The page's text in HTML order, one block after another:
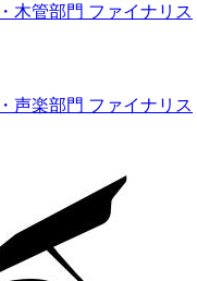
木管部門 ファイナリス
声楽部門 ファイナリス